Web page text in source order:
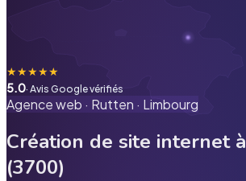
★★★★★
5.0· Avis Google vérifiés
Agence web · Rutten · Limbourg
Création de site internet à
(3700)